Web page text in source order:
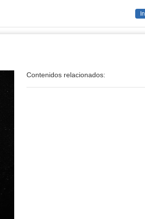
Contenidos relacionados: